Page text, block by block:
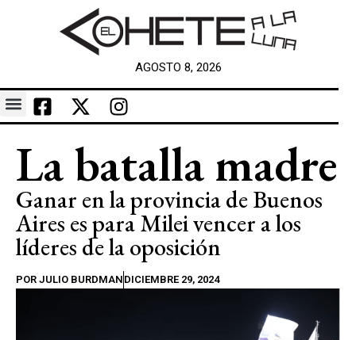
AGOSTO 8, 2026
La batalla madre
Ganar en la provincia de Buenos
Aires es para Milei vencer a los
líderes de la oposición
POR JULIO BURDMAN DICIEMBRE 29, 2024